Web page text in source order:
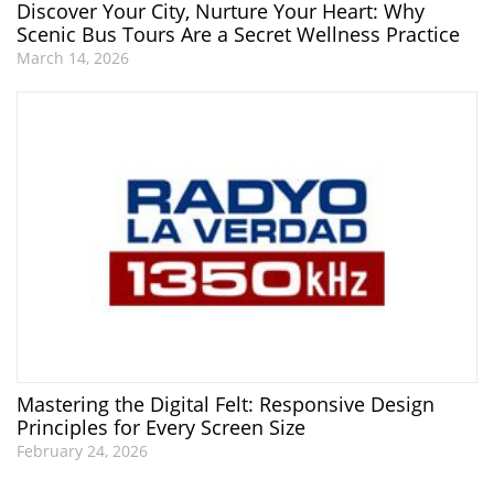
Discover Your City, Nurture Your Heart: Why
Scenic Bus Tours Are a Secret Wellness Practice
March 14, 2026
Mastering the Digital Felt: Responsive Design
Principles for Every Screen Size
February 24, 2026